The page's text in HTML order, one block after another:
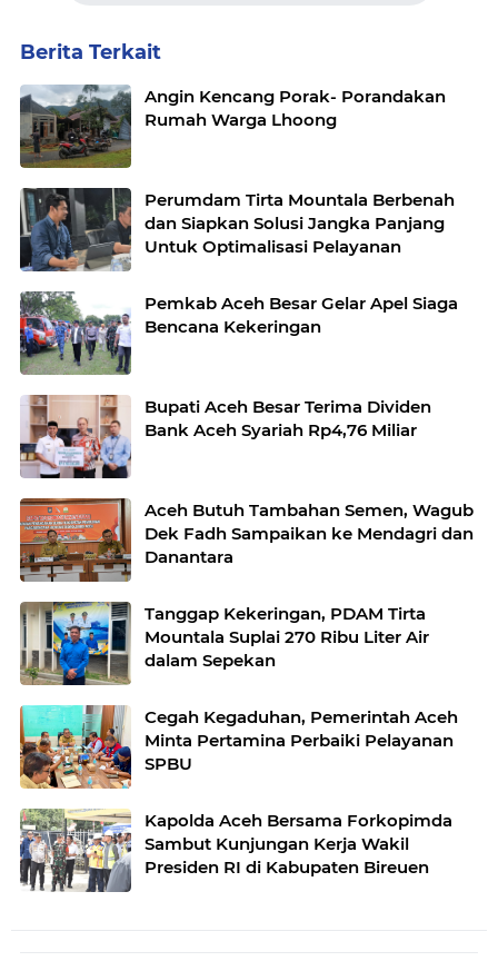
Berita Terkait
Angin Kencang Porak- Porandakan
Rumah Warga Lhoong
Perumdam Tirta Mountala Berbenah
dan Siapkan Solusi Jangka Panjang
Untuk Optimalisasi Pelayanan
Pemkab Aceh Besar Gelar Apel Siaga
Bencana Kekeringan
Bupati Aceh Besar Terima Dividen
Bank Aceh Syariah Rp4,76 Miliar
Aceh Butuh Tambahan Semen, Wagub
Dek Fadh Sampaikan ke Mendagri dan
Danantara
Tanggap Kekeringan, PDAM Tirta
Mountala Suplai 270 Ribu Liter Air
dalam Sepekan
Cegah Kegaduhan, Pemerintah Aceh
Minta Pertamina Perbaiki Pelayanan
SPBU
Kapolda Aceh Bersama Forkopimda
Sambut Kunjungan Kerja Wakil
Presiden RI di Kabupaten Bireuen